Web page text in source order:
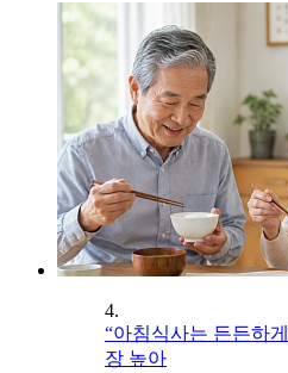
4.
“아침식사는 든든하
장 높아